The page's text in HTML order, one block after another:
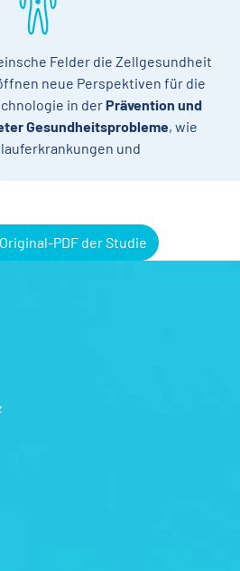
Felder die Zellgesundheit
neue Perspektiven für die
in der Prävention und
Gesundheitsprobleme, wie
und
PDF der Studie